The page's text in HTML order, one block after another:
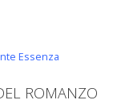
Essenza
ROMANZO